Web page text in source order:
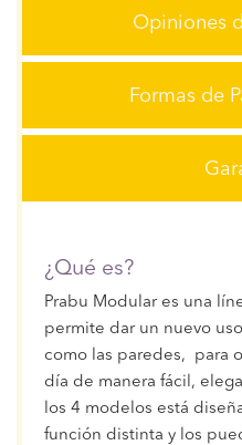
Opiniones
Formas de
¿Qué es?
Prabu Modular es una
permite dar un nuevo
como las paredes, para
día de manera fácil,
los 4 modelos está
función distinta y los